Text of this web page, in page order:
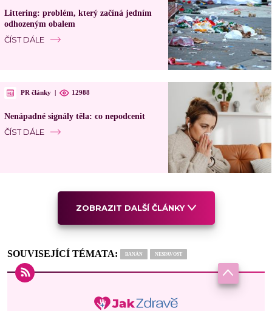
Littering: problém, který začíná jedním
odhozeným obalem
ČÍST DÁLE
PR články | 12988
Nenápadné signály těla: co nepodcenit
ČÍST DÁLE
ZOBRAZIT DALŠÍ ČLÁNKY
SOUVISEJÍCÍ TÉMATA: BANÁN NESPAVOST